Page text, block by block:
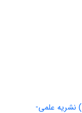
انتشار شماره هشتم دوره 24 (زمستان 1404) نشریه علمی-